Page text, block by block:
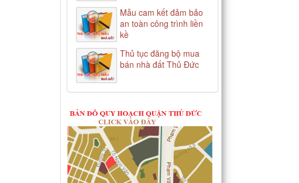
Mẫu cam kết đảm bảo
an toàn công trình liền
kề
Thủ tục đăng bộ mua
bán nhà đất Thủ Đức